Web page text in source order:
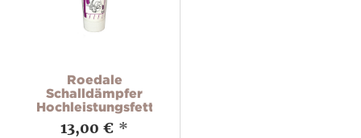
Roedale
Schalldämpfer
Hochleistungsfett
13,00 € *